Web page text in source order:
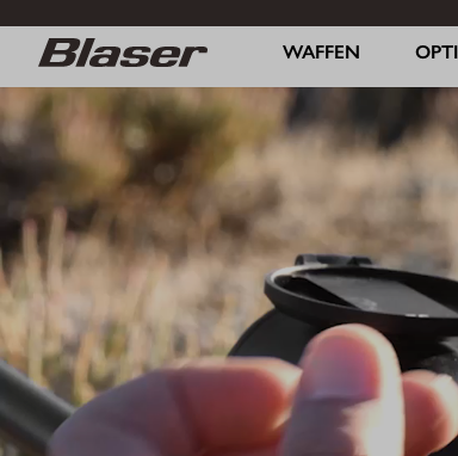
WAFFEN